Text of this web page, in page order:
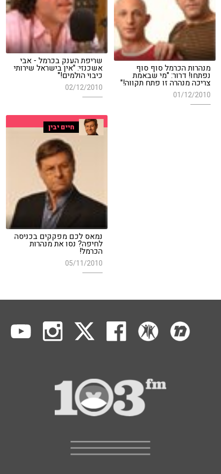
שריפת הענק בכרמל - אבי
אשכנזי: "אין בישראל שירותי
כיבוי הולמים!"
02/12/2010
מנהרות הכרמל סוף סוף
נפתחו! דרור: "מי שבאמת
צריכה מנהרה זו פתח תקווה!"
01/12/2010
חיים יבין
נמאס לכם מפקקים בכניסה
לחיפה? נסו את מנהרות
הכרמל!
05/11/2010